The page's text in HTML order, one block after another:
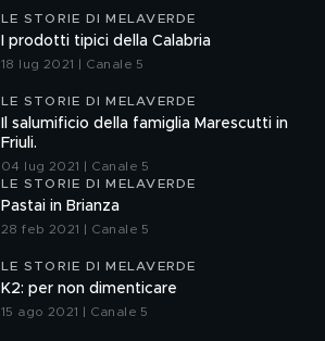
LE STORIE DI MELAVERDE
I prodotti tipici della Calabria
18 lug 2021 | Canale 5
LE STORIE DI MELAVERDE
Il salumificio della famiglia Marescutti in
Friuli.
04 lug 2021 | Canale 5
LE STORIE DI MELAVERDE
Pastai in Brianza
28 feb 2021 | Canale 5
LE STORIE DI MELAVERDE
K2: per non dimenticare
15 ago 2021 | Canale 5